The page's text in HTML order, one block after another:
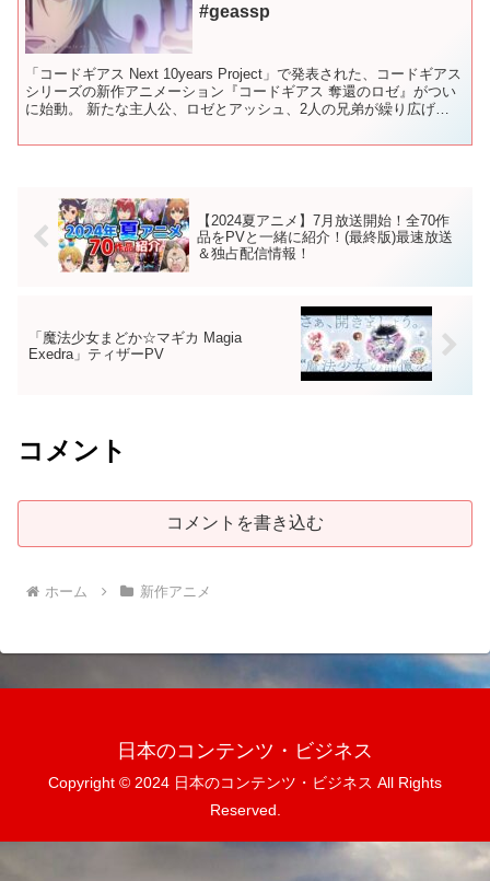
#geassp
「コードギアス Next 10years Project」で発表された、コードギアス
シリーズの新作アニメーション『コードギアス 奪還のロゼ』がつい
に始動。 新たな主人公、ロゼとアッシュ、2人の兄弟が繰り広げ
【2024夏アニメ】7月放送開始！全70作
品をPVと一緒に紹介！(最終版)最速放送
＆独占配信情報！
「魔法少女まどか☆マギカ Magia
Exedra」ティザーPV
コメント
コメントを書き込む
ホーム 新作アニメ
日本のコンテンツ・ビジネス
Copyright © 2024 日本のコンテンツ・ビジネス All Rights
Reserved.